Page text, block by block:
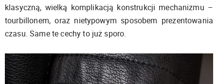
klasyczną, wielką komplikacją konstrukcji mechanizmu –
tourbillonem, oraz nietypowym sposobem prezentowania
czasu. Same te cechy to już sporo.